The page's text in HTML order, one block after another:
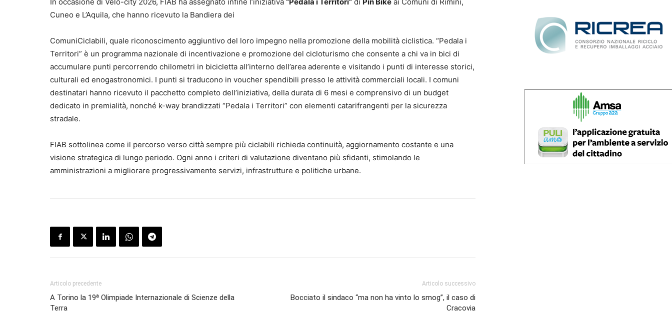
In occasione di Velo-city 2026, FIAB ha assegnato infine l’iniziativa “Pedala i Territori” di Pin Bike ai Comuni di Rimini,
Cuneo e L’Aquila, che hanno ricevuto la Bandiera dei
ComuniCiclabili, quale riconoscimento aggiuntivo del loro impegno nella promozione della mobilità ciclistica. “Pedala i
Territori” è un programma nazionale di incentivazione e promozione del cicloturismo che consente a chi va in bici di
accumulare punti percorrendo chilometri in bicicletta all’interno dell’area aderente e visitando i punti di interesse storici,
culturali ed enogastronomici. I punti si traducono in voucher spendibili presso le attività commerciali locali. I comuni
destinatari hanno ricevuto il pacchetto completo dell’iniziativa, della durata di 6 mesi e comprensivo di un budget
dedicato in premialità, nonché k-way brandizzati “Pedala i Territori” con elementi catarifrangenti per la sicurezza
stradale.
FIAB sottolinea come il percorso verso città sempre più ciclabili richieda continuità, aggiornamento costante e una
visione strategica di lungo periodo. Ogni anno i criteri di valutazione diventano più sfidanti, stimolando le
amministrazioni a migliorare progressivamente servizi, infrastrutture e politiche urbane.
Articolo precedente
A Torino la 19ª Olimpiade Internazionale di Scienze della
Terra
Articolo successivo
Bocciato il sindaco “ma non ha vinto lo smog”, il caso di
Cracovia